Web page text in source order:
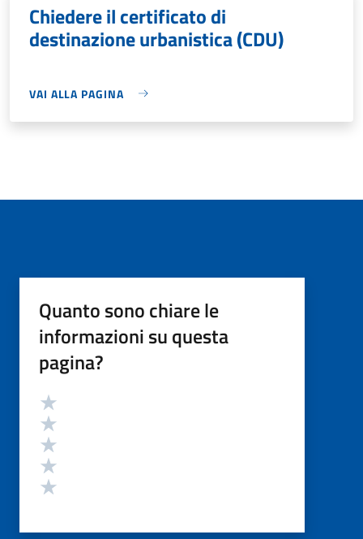
Chiedere il certificato di
destinazione urbanistica (CDU)
VAI ALLA PAGINA
Quanto sono chiare le
informazioni su questa
pagina?
Valutazione